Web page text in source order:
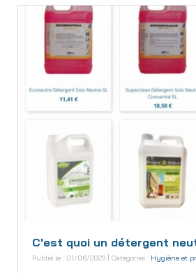
C'est quoi un détergent
Publié le : 01/06/2023 | Catégories : Hygiène et